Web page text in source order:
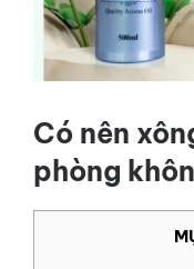
LIÊN HỆ
GỌI NGAY
Có nên
phòng